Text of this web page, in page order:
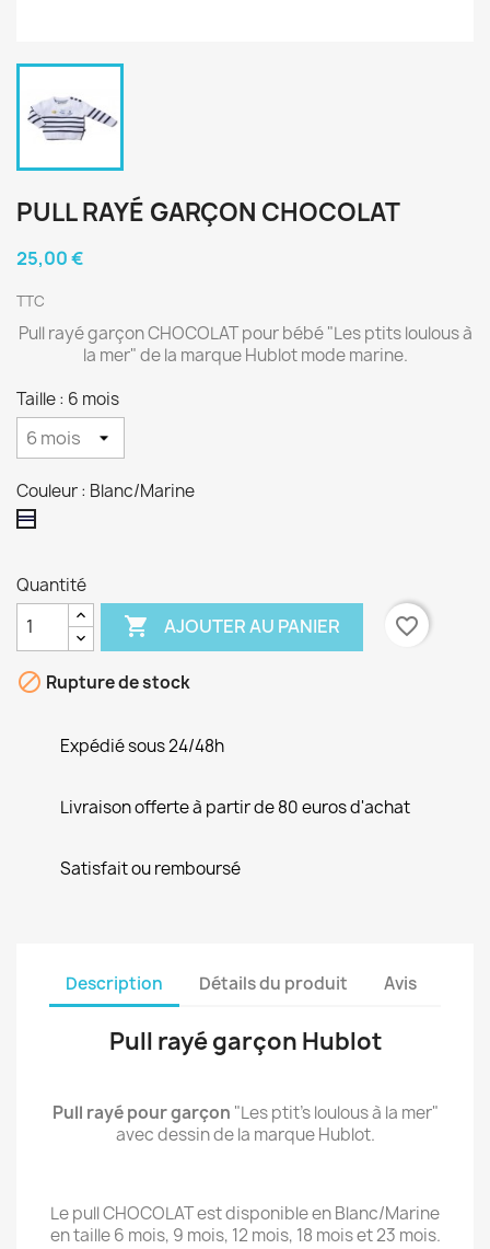
PULL RAYÉ GARÇON CHOCOLAT
25,00 €
TTC
Pull rayé garçon CHOCOLAT pour bébé "Les ptits loulous à
la mer" de la marque Hublot mode marine.
Taille : 6 mois
Couleur : Blanc/Marine
Blanc/Marine
Quantité
 AJOUTER AU PANIER favorite_border
 Rupture de stock
Expédié sous 24/48h
Livraison offerte à partir de 80 euros d'achat
Satisfait ou remboursé
Description Détails du produit Avis
Pull rayé garçon Hublot
Pull rayé pour garçon "Les ptit's loulous à la mer"
avec dessin de la marque Hublot.
Le pull CHOCOLAT est disponible en Blanc/Marine
en taille 6 mois, 9 mois, 12 mois, 18 mois et 23 mois.